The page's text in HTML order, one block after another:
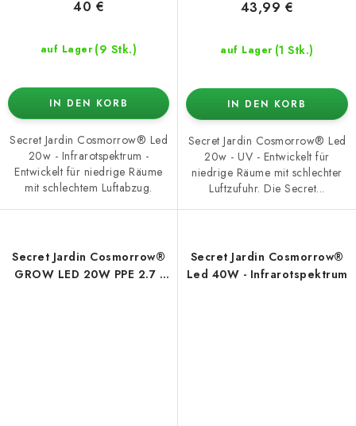
auf Lager (9 Stk.)
40 €
IN DEN KORB
Secret Jardin Cosmorrow® Led
20w - Infrarotspektrum -
Entwickelt für niedrige Räume
mit schlechtem Luftabzug.
auf Lager (1 Stk.)
43,99 €
IN DEN KORB
Secret Jardin Cosmorrow® Led
20w - UV - Entwickelt für
niedrige Räume mit schlechter
Luftzufuhr. Die Secret...
Secret Jardin Cosmorrow®
GROW LED 20W PPE 2.7 -
Secret Jardin Cosmorrow®
Led 40W - Infrarotspektrum